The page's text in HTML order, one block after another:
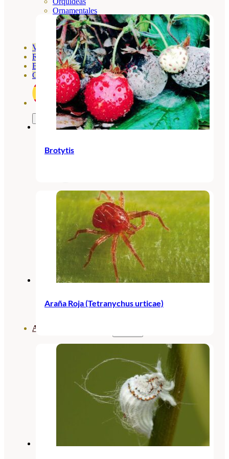
Ornamentales
Hortensias
Rosales
Geranios
Vivero
Recursos
Blog
Contacto
ABONOS ECO
VER TODOS
ABONOS LÍQUIDOS
ABONOS SOLIDOS
BIOESTIMULANTES
SUSTRATOS Y
Brotytis
Araña Roja (Tetranychus urticae)